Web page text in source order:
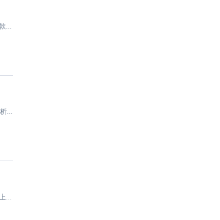
...
...
...